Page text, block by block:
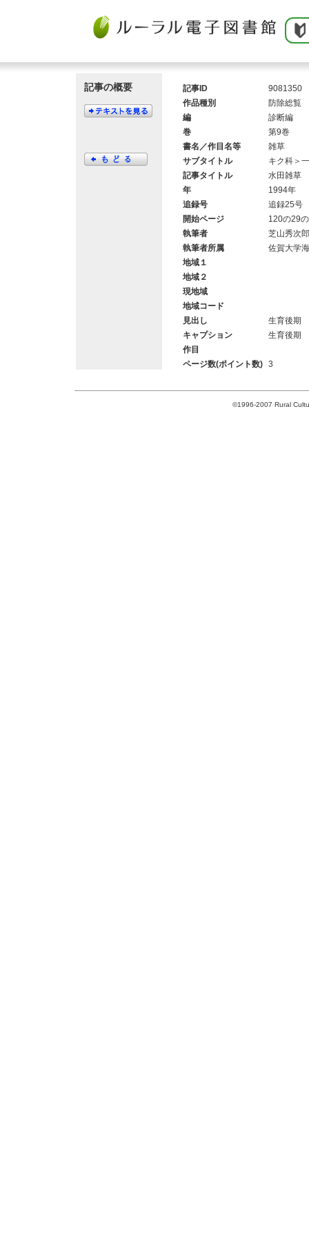
記事の概要 記事ID
9081350
作品種別
防除総覧
編
診断編
巻
第9巻
書名／作目名等
雑草
サブタイトル
キク科＞
記事タイトル
水田雑草
年
1994年
追録号
追録25号
開始ページ
120の29
執筆者
芝山秀次郎
執筆者所属
佐賀大学
地域１
地域２
現地域
地域コード
見出し
生育後期
キャプション
生育後期
作目
ページ数(ポイント数)
3
©1996-2007 Rural